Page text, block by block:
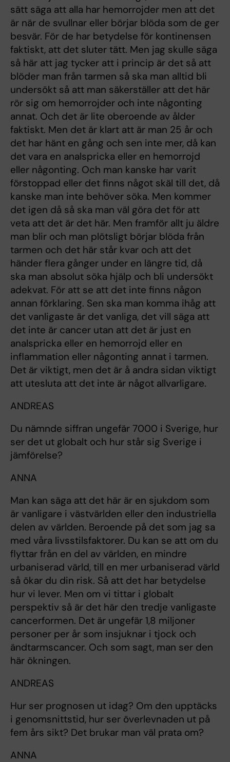
sätt säga att alla har hemorrojder men att det
är när de svullnar eller börjar blöda som de ger
besvär. För de har betydelse för kontinensen
faktiskt, att det sluter tätt. Men jag skulle säga
så här att jag tycker att i princip är det så att
blöder man från tarmen så ska man alltid bli
undersökt så att man säkerställer att det här
rör sig om hemorrojder och inte någonting
annat. Och det är lite oberoende av ålder
faktiskt. Men det är klart att är man 25 år och
det har hänt en gång och sen inte mer, då kan
det vara en analspricka eller en hemorrojd
eller någonting. Och man kanske har varit
förstoppad eller det finns något skäl till det, då
kanske man inte behöver söka. Men kommer
det igen då så ska man väl göra det för att
veta att det är det här. Men framför allt ju äldre
man blir och man plötsligt börjar blöda från
tarmen och det här står kvar och att det
händer flera gånger under en längre tid, då
ska man absolut söka hjälp och bli undersökt
adekvat. För att se att det inte finns någon
annan förklaring. Sen ska man komma ihåg att
det vanligaste är det vanliga, det vill säga att
det inte är cancer utan att det är just en
analspricka eller en hemorrojd eller en
inflammation eller någonting annat i tarmen.
Det är viktigt, men det är å andra sidan viktigt
att utesluta att det inte är något allvarligare.
ANDREAS
Du nämnde siffran ungefär 7000 i Sverige, hur
ser det ut globalt och hur står sig Sverige i
jämförelse?
ANNA
Man kan säga att det här är en sjukdom som
är vanligare i västvärlden eller den industriella
delen av världen. Beroende på det som jag sa
med våra livsstilsfaktorer. Du kan se att om du
flyttar från en del av världen, en mindre
urbaniserad värld, till en mer urbaniserad värld
så ökar du din risk. Så att det har betydelse
hur vi lever. Men om vi tittar i globalt
perspektiv så är det här den tredje vanligaste
cancerformen. Det är ungefär 1,8 miljoner
personer per år som insjuknar i tjock och
ändtarmscancer. Och som sagt, man ser den
här ökningen.
ANDREAS
Hur ser prognosen ut idag? Om den upptäcks
i genomsnittstid, hur ser överlevnaden ut på
fem års sikt? Det brukar man väl prata om?
ANNA